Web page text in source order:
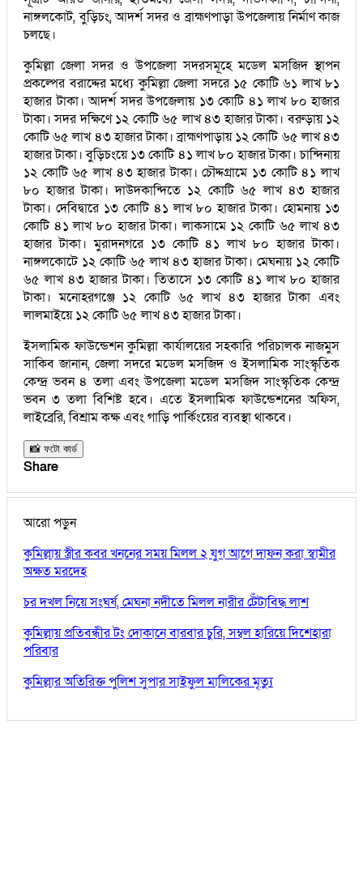
নাঙ্গলকোট, বুড়িচং, আদর্শ সদর ও ব্রাহ্মণপাড়া উপজেলায় নির্মাণ কাজ
চলছে।
কুমিল্লা জেলা সদর ও উপজেলা সদরসমূহে মডেল মসজিদ স্থাপন
প্রকল্পের বরাদ্দের মধ্যে কুমিল্লা জেলা সদরে ১৫ কোটি ৬১ লাখ ৮১
হাজার টাকা। আদর্শ সদর উপজেলায় ১৩ কোটি ৪১ লাখ ৮০ হাজার
টাকা। সদর দক্ষিণে ১২ কোটি ৬৫ লাখ ৪৩ হাজার টাকা। বরুড়ায় ১২
কোটি ৬৫ লাখ ৪৩ হাজার টাকা। ব্রাহ্মণপাড়ায় ১২ কোটি ৬৫ লাখ ৪৩
হাজার টাকা। বুড়িচংয়ে ১৩ কোটি ৪১ লাখ ৮০ হাজার টাকা। চান্দিনায়
১২ কোটি ৬৫ লাখ ৪৩ হাজার টাকা। চৌদ্দগ্রামে ১৩ কোটি ৪১ লাখ
৮০ হাজার টাকা। দাউদকান্দিতে ১২ কোটি ৬৫ লাখ ৪৩ হাজার
টাকা। দেবিদ্বারে ১৩ কোটি ৪১ লাখ ৮০ হাজার টাকা। হোমনায় ১৩
কোটি ৪১ লাখ ৮০ হাজার টাকা। লাকসামে ১২ কোটি ৬৫ লাখ ৪৩
হাজার টাকা। মুরাদনগরে ১৩ কোটি ৪১ লাখ ৮০ হাজার টাকা।
নাঙ্গলকোটে ১২ কোটি ৬৫ লাখ ৪৩ হাজার টাকা। মেঘনায় ১২ কোটি
৬৫ লাখ ৪৩ হাজার টাকা। তিতাসে ১৩ কোটি ৪১ লাখ ৮০ হাজার
টাকা। মনোহরগঞ্জে ১২ কোটি ৬৫ লাখ ৪৩ হাজার টাকা এবং
লালমাইয়ে ১২ কোটি ৬৫ লাখ ৪৩ হাজার টাকা।
ইসলামিক ফাউন্ডেশন কুমিল্লা কার্যালয়ের সহকারি পরিচালক নাজমুস
সাকিব জানান, জেলা সদরে মডেল মসজিদ ও ইসলামিক সাংস্কৃতিক
কেন্দ্র ভবন ৪ তলা এবং উপজেলা মডেল মসজিদ সাংস্কৃতিক কেন্দ্র
ভবন ৩ তলা বিশিষ্ট হবে। এতে ইসলামিক ফাউন্ডেশনের অফিস,
লাইব্রেরি, বিশ্রাম কক্ষ এবং গাড়ি পার্কিংয়ের ব্যবস্থা থাকবে।
📸 ফটো কার্ড
Share
আরো পড়ুন
কুমিল্লায় স্ত্রীর কবর খননের সময় মিলল ২ যুগ আগে দাফন করা স্বামীর
অক্ষত মরদেহ
চর দখল নিয়ে সংঘর্ষ, মেঘনা নদীতে মিলল নারীর টেঁটাবিদ্ধ লাশ
কুমিল্লায় প্রতিবন্ধীর টং দোকানে বারবার চুরি, সম্বল হারিয়ে দিশেহারা
পরিবার
কুমিল্লার অতিরিক্ত পুলিশ সুপার সাইফুল মালিকের মৃত্যু